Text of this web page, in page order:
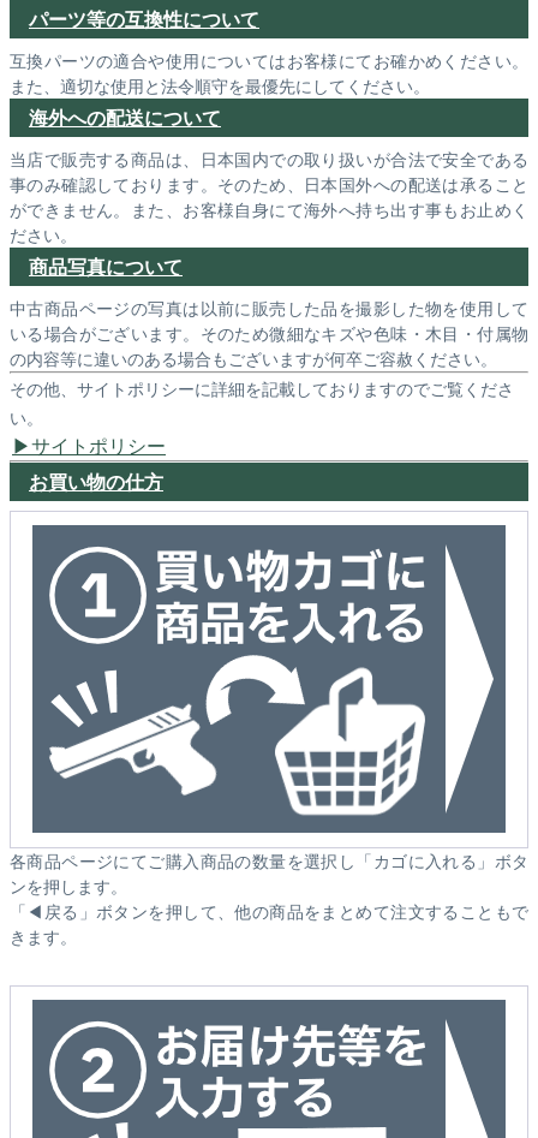
パーツ等の互換性について
互換パーツの適合や使用についてはお客様にてお確かめください。
また、適切な使用と法令順守を最優先にしてください。
海外への配送について
当店で販売する商品は、日本国内での取り扱いが合法で安全である
事のみ確認しております。そのため、日本国外への配送は承ること
ができません。また、お客様自身にて海外へ持ち出す事もお止めく
ださい。
商品写真について
中古商品ページの写真は以前に販売した品を撮影した物を使用して
いる場合がございます。そのため微細なキズや色味・木目・付属物
の内容等に違いのある場合もございますが何卒ご容赦ください。
その他、サイトポリシーに詳細を記載しておりますのでご覧くださ
い。
サイトポリシー
お買い物の仕方
各商品ページにてご購入商品の数量を選択し「カゴに入れる」ボタ
ンを押します。
「◀戻る」ボタンを押して、他の商品をまとめて注文することもで
きます。